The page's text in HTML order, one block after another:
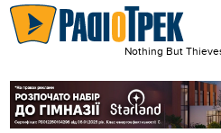
Nothing But